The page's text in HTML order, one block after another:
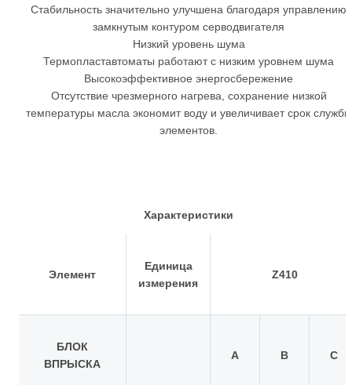
Стабильность значительно улучшена благодаря управлению
замкнутым контуром серводвигателя
Низкий уровень шума
Термопластавтоматы работают с низким уровнем шума
Высокоэффективное энергосбережение
Отсутствие чрезмерного нагрева, сохранение низкой
температуры масла экономит воду и увеличивает срок службы
элементов.
Характеристики
Элемент
Единица
измерения
Z410
БЛОК
ВПРЫСКА
А B C